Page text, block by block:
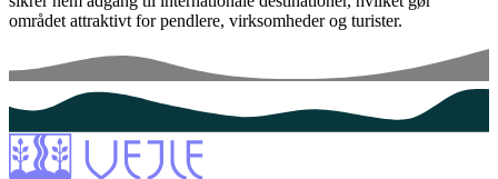
området attraktivt for pendlere, virksomheder og turister.